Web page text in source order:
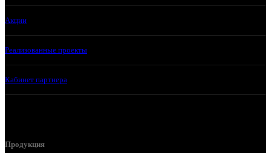
Акции
Реализованные проекты
Кабинет партнера
Продукция